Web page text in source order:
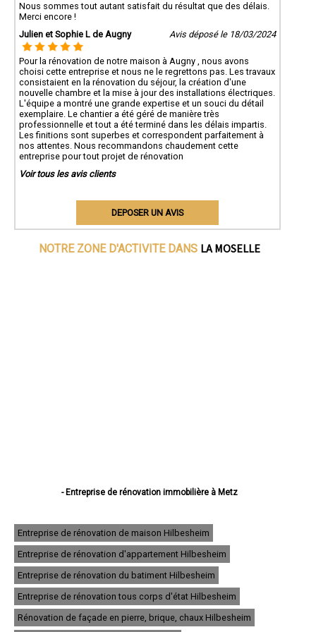
Nous sommes tout autant satisfait du résultat que des délais.
Merci encore !
Julien et Sophie L de Augny
Avis déposé le 18/03/2024
Pour la rénovation de notre maison à Augny , nous avons
choisi cette entreprise et nous ne le regrettons pas. Les travaux
consistaient en la rénovation du séjour, la création d'une
nouvelle chambre et la mise à jour des installations électriques.
L'équipe a montré une grande expertise et un souci du détail
exemplaire. Le chantier a été géré de manière très
professionnelle et tout a été terminé dans les délais impartis.
Les finitions sont superbes et correspondent parfaitement à
nos attentes. Nous recommandons chaudement cette
entreprise pour tout projet de rénovation
Voir tous les avis clients
DEPOSER UN AVIS
NOTRE ZONE D'ACTIVITE DANS LA MOSELLE
- Entreprise de rénovation immobilière à Metz
- Entreprise de rénovation immobilière à Sarreguemines
- Entreprise de rénovation immobilière à Forbach
- Entreprise de rénovation immobilière à Saint-Avold
- Entreprise de rénovation immobilière à Yutz
- Entreprise de rénovation immobilière à Hayange
- Entreprise de rénovation immobilière à Creutzwald
- Entreprise de rénovation immobilière à Freyming-Merlebach
- Entreprise de rénovation immobilière à Sarrebourg
Entreprise de rénovation de maison Hilbesheim
Entreprise de rénovation d'appartement Hilbesheim
Entreprise de rénovation du batiment Hilbesheim
Entreprise de rénovation tous corps d'état Hilbesheim
Rénovation de façade en pierre, brique, chaux Hilbesheim